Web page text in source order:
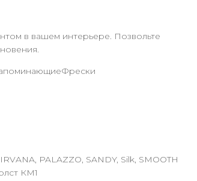
в вашем интерьере. Позвольте
PALAZZO, SANDY, Silk, SMOOTH
КМ1